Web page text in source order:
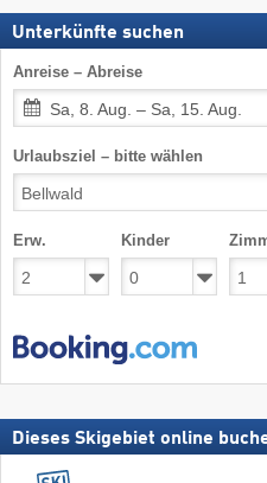
Unterkünfte suchen
Anreise – Abreise
Sa, 8. Aug. – Sa, 15. Aug.
Urlaubsziel – bitte wählen
Erw. Kinder
Dieses Skigebiet online